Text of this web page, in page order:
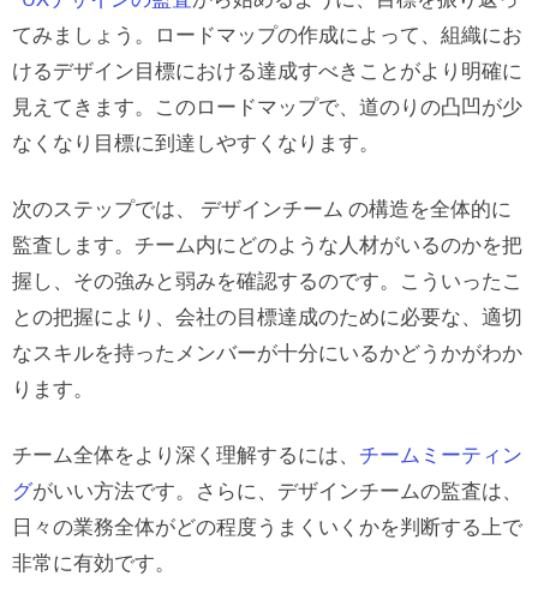
てみましょう。ロードマップの作成によって、組織にお
けるデザイン目標における達成すべきことがより明確に
見えてきます。このロードマップで、道のりの凸凹が少
なくなり目標に到達しやすくなります。
次のステップでは、 デザインチーム の構造を全体的に
監査します。チーム内にどのような人材がいるのかを把
握し、その強みと弱みを確認するのです。こういったこ
との把握により、会社の目標達成のために必要な、適切
なスキルを持ったメンバーが十分にいるかどうかがわか
ります。
チーム全体をより深く理解するには、 チームミーティン
グがいい方法です。さらに、デザインチームの監査は、
日々の業務全体がどの程度うまくいくかを判断する上で
非常に有効です。